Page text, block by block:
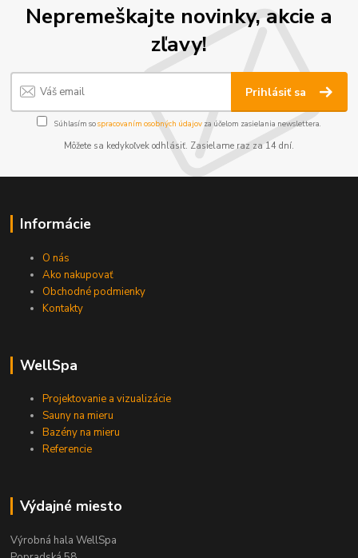
Nepremeškajte novinky, akcie a
zľavy!
Prihlásiť sa
Súhlasím sospracovaním osobných údajov za účelom zasielania newslettera.
Môžete sa kedykoľvek odhlásiť. Zasielame raz za 14 dní.
Informácie
O nás
Ako nakupovať
Obchodné podmienky
Kontakty
WellSpa
Projektovanie a vizualizácie
Sauny na mieru
Bazény na mieru
Referencie
Výdajné miesto
Výrobná hala WellSpa